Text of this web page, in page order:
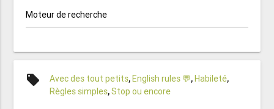
Moteur de recherche
local_offer Avec des tout petits, English rules 💬, Habileté,
Règles simples,Stop ou encore